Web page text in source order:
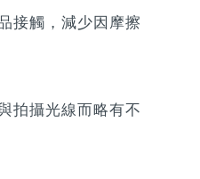
接觸，減少因摩擦
拍攝光線而略有不